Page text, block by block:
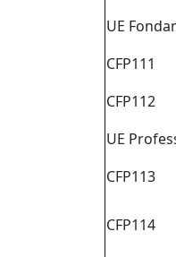
UE
CFP111
CFP112
UE
CFP113
CFP114